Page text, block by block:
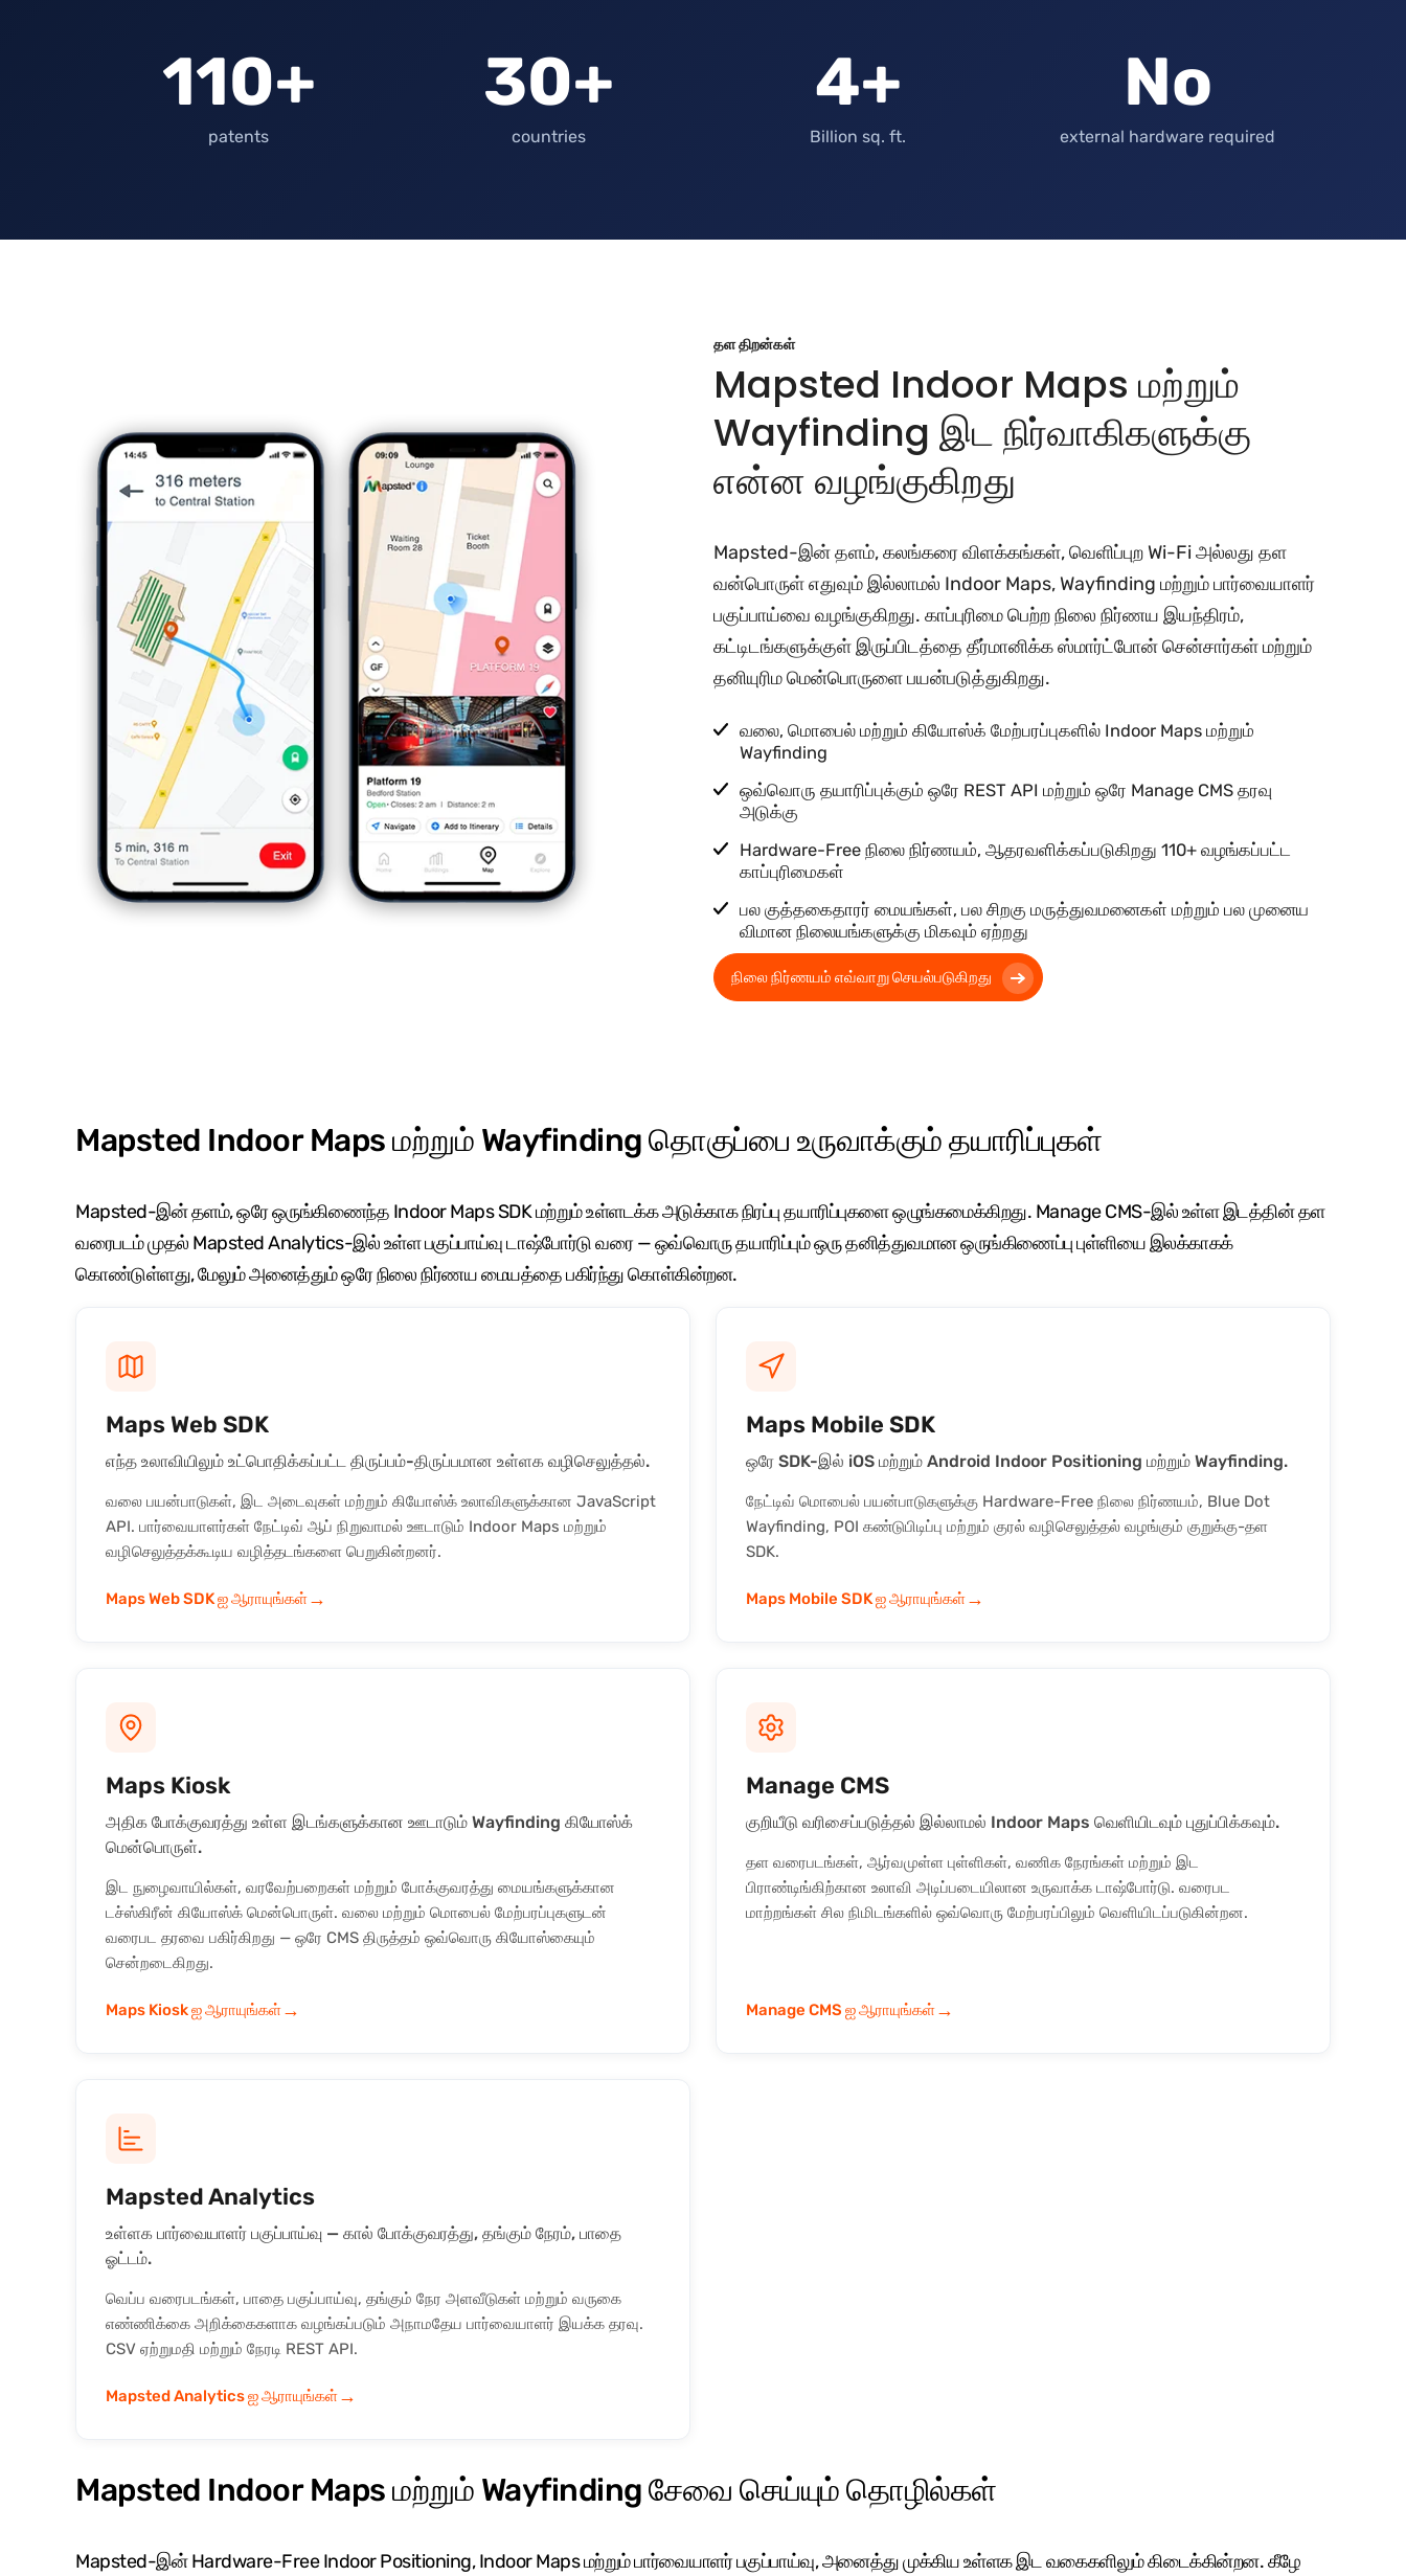
110+
patents
30+
countries
4+
Billion sq. ft.
No
external hardware required
தள திறன்கள்
Mapsted Indoor Maps மற்றும்
Wayfinding இட நிர்வாகிகளுக்கு
என்ன வழங்குகிறது
Mapsted-இன் தளம், கலங்கரை விளக்கங்கள், வெளிப்புற Wi-Fi அல்லது தள
வன்பொருள் எதுவும் இல்லாமல் Indoor Maps, Wayfinding மற்றும் பார்வையாளர்
பகுப்பாய்வை வழங்குகிறது. காப்புரிமை பெற்ற நிலை நிர்ணய இயந்திரம்,
கட்டிடங்களுக்குள் இருப்பிடத்தை தீர்மானிக்க ஸ்மார்ட்போன் சென்சார்கள் மற்றும்
தனியுரிம மென்பொருளை பயன்படுத்துகிறது.
வலை, மொபைல் மற்றும் கியோஸ்க் மேற்பரப்புகளில் Indoor Maps மற்றும்
Wayfinding
ஒவ்வொரு தயாரிப்புக்கும் ஒரே REST API மற்றும் ஒரே Manage CMS தரவு
அடுக்கு
Hardware-Free நிலை நிர்ணயம், ஆதரவளிக்கப்படுகிறது 110+ வழங்கப்பட்ட
காப்புரிமைகள்
பல குத்தகைதாரர் மையங்கள், பல சிறகு மருத்துவமனைகள் மற்றும் பல முனைய
விமான நிலையங்களுக்கு மிகவும் ஏற்றது
நிலை நிர்ணயம் எவ்வாறு செயல்படுகிறது
Mapsted Indoor Maps மற்றும் Wayfinding தொகுப்பை உருவாக்கும் தயாரிப்புகள்
Mapsted-இன் தளம், ஒரே ஒருங்கிணைந்த Indoor Maps SDK மற்றும் உள்ளடக்க அடுக்காக நிரப்பு தயாரிப்புகளை ஒழுங்கமைக்கிறது. Manage CMS-இல் உள்ள இடத்தின் தள
வரைபடம் முதல் Mapsted Analytics-இல் உள்ள பகுப்பாய்வு டாஷ்போர்டு வரை — ஒவ்வொரு தயாரிப்பும் ஒரு தனித்துவமான ஒருங்கிணைப்பு புள்ளியை இலக்காகக்
கொண்டுள்ளது, மேலும் அனைத்தும் ஒரே நிலை நிர்ணய மையத்தை பகிர்ந்து கொள்கின்றன.
Maps Web SDK
எந்த உலாவியிலும் உட்பொதிக்கப்பட்ட திருப்பம்-திருப்பமான உள்ளக வழிசெலுத்தல்.
வலை பயன்பாடுகள், இட அடைவுகள் மற்றும் கியோஸ்க் உலாவிகளுக்கான JavaScript
API. பார்வையாளர்கள் நேட்டிவ் ஆப் நிறுவாமல் ஊடாடும் Indoor Maps மற்றும்
வழிசெலுத்தக்கூடிய வழித்தடங்களை பெறுகின்றனர்.
Maps Web SDK ஐ ஆராயுங்கள்→
Maps Mobile SDK
ஒரே SDK-இல் iOS மற்றும் Android Indoor Positioning மற்றும் Wayfinding.
நேட்டிவ் மொபைல் பயன்பாடுகளுக்கு Hardware-Free நிலை நிர்ணயம், Blue Dot
Wayfinding, POI கண்டுபிடிப்பு மற்றும் குரல் வழிசெலுத்தல் வழங்கும் குறுக்கு-தள
SDK.
Maps Mobile SDK ஐ ஆராயுங்கள்→
Maps Kiosk
அதிக போக்குவரத்து உள்ள இடங்களுக்கான ஊடாடும் Wayfinding கியோஸ்க்
மென்பொருள்.
இட நுழைவாயில்கள், வரவேற்பறைகள் மற்றும் போக்குவரத்து மையங்களுக்கான
டச்ஸ்கிரீன் கியோஸ்க் மென்பொருள். வலை மற்றும் மொபைல் மேற்பரப்புகளுடன்
வரைபட தரவை பகிர்கிறது — ஒரே CMS திருத்தம் ஒவ்வொரு கியோஸ்கையும்
சென்றடைகிறது.
Maps Kiosk ஐ ஆராயுங்கள்→
Manage CMS
குறியீடு வரிசைப்படுத்தல் இல்லாமல் Indoor Maps வெளியிடவும் புதுப்பிக்கவும்.
தள வரைபடங்கள், ஆர்வமுள்ள புள்ளிகள், வணிக நேரங்கள் மற்றும் இட
பிராண்டிங்கிற்கான உலாவி அடிப்படையிலான உருவாக்க டாஷ்போர்டு. வரைபட
மாற்றங்கள் சில நிமிடங்களில் ஒவ்வொரு மேற்பரப்பிலும் வெளியிடப்படுகின்றன.
Manage CMS ஐ ஆராயுங்கள்→
Mapsted Analytics
உள்ளக பார்வையாளர் பகுப்பாய்வு — கால் போக்குவரத்து, தங்கும் நேரம், பாதை
ஓட்டம்.
வெப்ப வரைபடங்கள், பாதை பகுப்பாய்வு, தங்கும் நேர அளவீடுகள் மற்றும் வருகை
எண்ணிக்கை அறிக்கைகளாக வழங்கப்படும் அநாமதேய பார்வையாளர் இயக்க தரவு.
CSV ஏற்றுமதி மற்றும் நேரடி REST API.
Mapsted Analytics ஐ ஆராயுங்கள்→
Mapsted Indoor Maps மற்றும் Wayfinding சேவை செய்யும் தொழில்கள்
Mapsted-இன் Hardware-Free Indoor Positioning, Indoor Maps மற்றும் பார்வையாளர் பகுப்பாய்வு, அனைத்து முக்கிய உள்ளக இட வகைகளிலும் கிடைக்கின்றன. கீழே